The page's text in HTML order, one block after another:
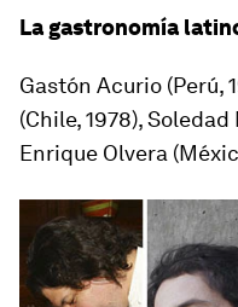
La gastronomía
Gastón Acurio (Perú,
(Chile, 1978),
Enrique Olvera